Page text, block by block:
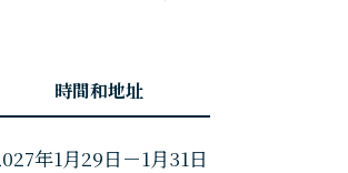
時間和地址
年1月29日－1月31日